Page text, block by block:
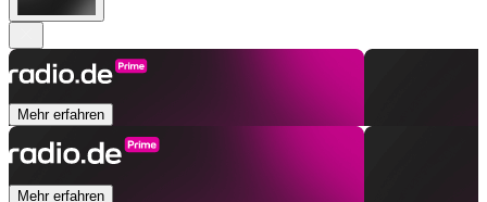
Mehr erfahren
Mehr erfahren